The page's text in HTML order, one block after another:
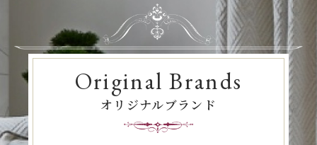
Original Brands
オリジナルブランド